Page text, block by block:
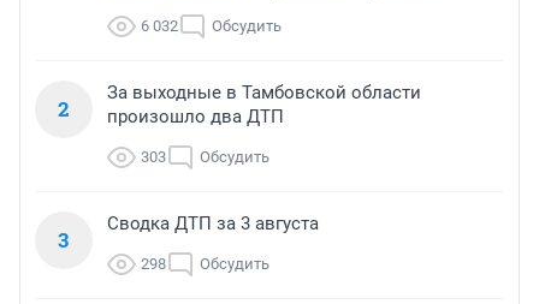
6 032 Обсудить
2
За выходные в Тамбовской области
произошло два ДТП
303 Обсудить
3
Сводка ДТП за 3 августа
298 Обсудить